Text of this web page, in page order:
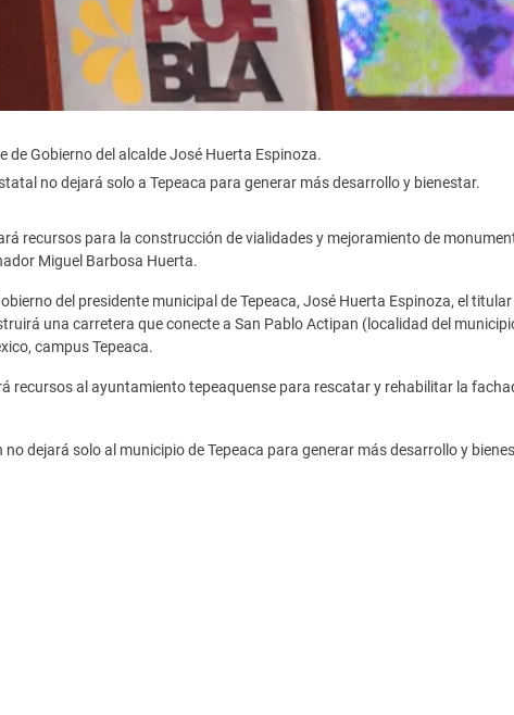
de Gobierno del alcalde José Huerta Espinoza.
no dejará solo a Tepeaca para generar más desarrollo y bienestar.
recursos para la construcción de vialidades y mejoramiento de
Miguel Barbosa Huerta.
del presidente municipal de Tepeaca, José Huerta Espinoza, el titular
una carretera que conecte a San Pablo Actipan (localidad del
campus Tepeaca.
recursos al ayuntamiento tepeaquense para rescatar y rehabilitar la
dejará solo al municipio de Tepeaca para generar más desarrollo y